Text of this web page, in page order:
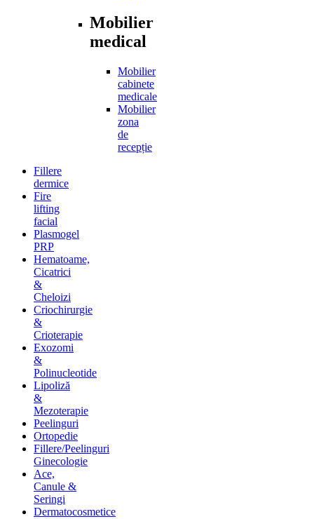
Mobilier
medical
Mobilier
cabinete
medicale
Mobilier
zona
de
recepție
Fillere
dermice
Fire
lifting
facial
Plasmogel
PRP
Hematoame,
Cicatrici
&
Cheloizi
Criochirurgie
&
Crioterapie
Exozomi
&
Polinucleotide
Lipoliză
&
Mezoterapie
Peelinguri
Ortopedie
Fillere/Peelinguri
Ginecologie
Ace,
Canule &
Seringi
Dermatocosmetice